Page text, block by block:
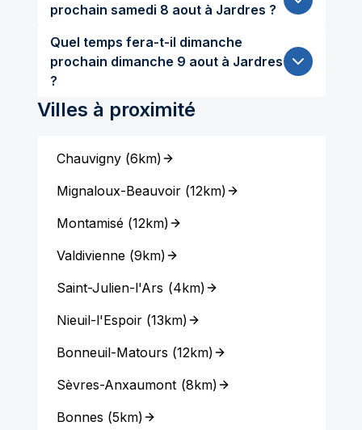
prochain samedi 8 aout à Jardres ?
Quel temps fera-t-il dimanche
prochain dimanche 9 aout à Jardres
?
Villes à proximité
Chauvigny(6km)
Mignaloux-Beauvoir(12km)
Montamisé(12km)
Valdivienne(9km)
Saint-Julien-l'Ars (4km)
Nieuil-l'Espoir(13km)
Bonneuil-Matours (12km)
Sèvres-Anxaumont (8km)
Bonnes (5km)